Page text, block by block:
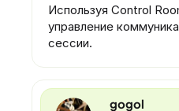
Используя Control
управление
сессии.
gogol